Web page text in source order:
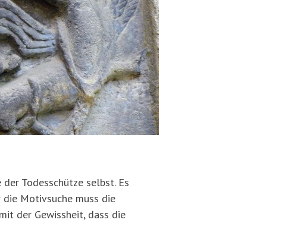
Todesschütze selbst. Es
die Motivsuche muss die
der Gewissheit, dass die